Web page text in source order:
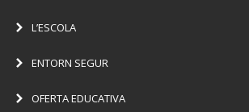
L’ESCOLA
ENTORN SEGUR
OFERTA EDUCATIVA